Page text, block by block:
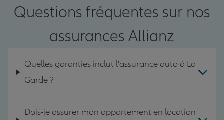
Questions fréquentes sur nos
assurances Allianz
Quelles garanties inclut l'assurance auto à La
Garde ?
Dois-je assurer mon appartement en location